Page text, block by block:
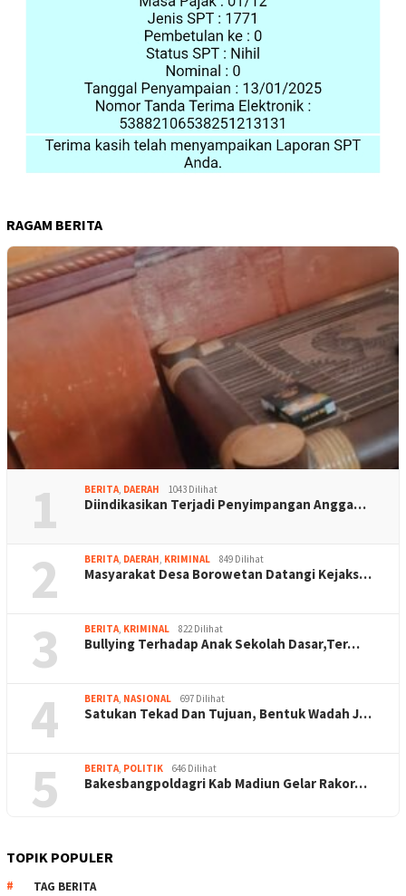
RAGAM BERITA
1 BERITA, DAERAH 1043 Dilihat
Diindikasikan Terjadi Penyimpangan Angga…
2 BERITA, DAERAH, KRIMINAL 849 Dilihat
Masyarakat Desa Borowetan Datangi Kejaks…
3 BERITA, KRIMINAL 822 Dilihat
Bullying Terhadap Anak Sekolah Dasar,Ter…
4 BERITA, NASIONAL 697 Dilihat
Satukan Tekad Dan Tujuan, Bentuk Wadah J…
5 BERITA, POLITIK 646 Dilihat
Bakesbangpoldagri Kab Madiun Gelar Rakor…
TOPIK POPULER
TAG BERITA